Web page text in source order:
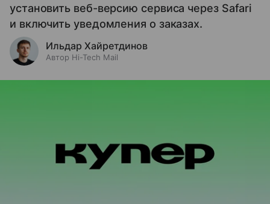
установить веб-версию сервиса через Safari
и включить уведомления о заказах.
Ильдар Хайретдинов
Автор Hi-Tech Mail